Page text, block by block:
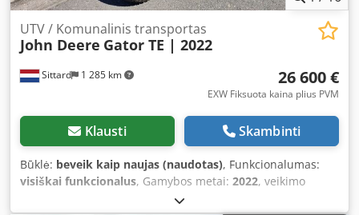
Sittard 1 285 km
UTV / Komunalinis transportas
John Deere Gator TE | 2022
26 600 €
EXW Fiksuota kaina plius PVM
Klausti Skambinti
Būklė: beveik kaip naujas (naudotas), Funkcionalumas:
visiškai funkcionalus, Gamybos metai: 2022, veikimo
4 kW (5,44 AG)